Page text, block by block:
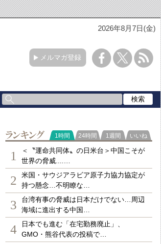
2026年8月7日(金)
メルマガ登録
ランキング
1時間 24時間 1週間 いいね
1
＜〝運命共同体〟の日米台＞中国こそが
世界の脅威....…
2
米国・サウジアラビア原子力協力協定が
持つ懸念…不明瞭な…
3
台湾有事の脅威は日本だけでない…周辺
海域に進出する中国…
4
日本でも進む「在宅勤務廃止」、
GMO・熊谷代表の投稿で…